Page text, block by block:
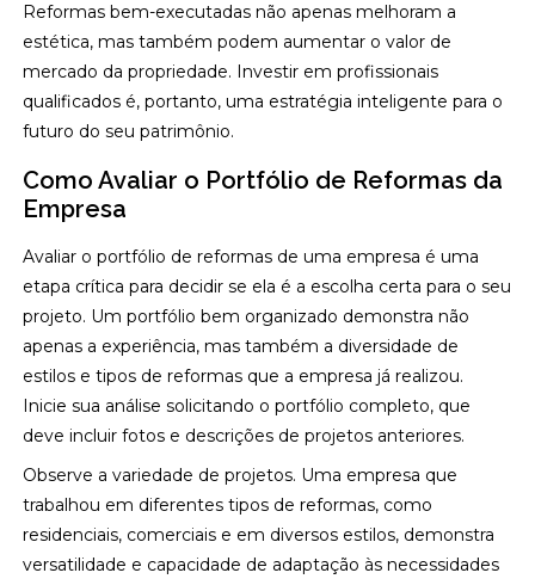
Reformas bem-executadas não apenas melhoram a
estética, mas também podem aumentar o valor de
mercado da propriedade. Investir em profissionais
qualificados é, portanto, uma estratégia inteligente para o
futuro do seu patrimônio.
Como Avaliar o Portfólio de Reformas da
Empresa
Avaliar o portfólio de reformas de uma empresa é uma
etapa crítica para decidir se ela é a escolha certa para o seu
projeto. Um portfólio bem organizado demonstra não
apenas a experiência, mas também a diversidade de
estilos e tipos de reformas que a empresa já realizou.
Inicie sua análise solicitando o portfólio completo, que
deve incluir fotos e descrições de projetos anteriores.
Observe a variedade de projetos. Uma empresa que
trabalhou em diferentes tipos de reformas, como
residenciais, comerciais e em diversos estilos, demonstra
versatilidade e capacidade de adaptação às necessidades